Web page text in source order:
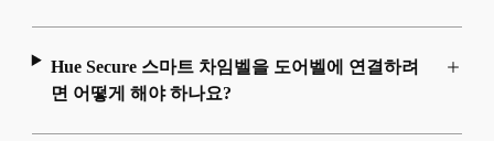
Hue Secure 스마트 차임벨을 도어벨에 연결하려
면 어떻게 해야 하나요?